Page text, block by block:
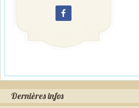
Dernières infos